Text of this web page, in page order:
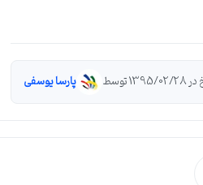
پارسا یوسفی